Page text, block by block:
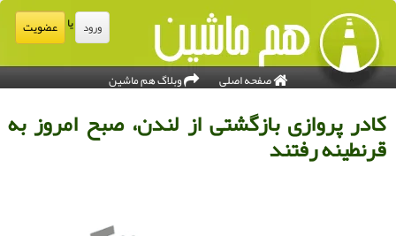
ورود عضویت
صفحه اصلی وبلاگ هم ماشین
كادر پروازی بازگشتی از لندن، صبح امروز به
قرنطینه رفتند